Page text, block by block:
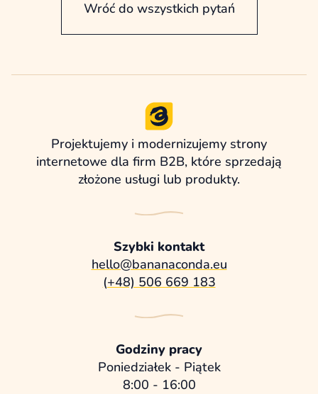
Wróć do wszystkich pytań
Projektujemy i modernizujemy strony
internetowe dla firm B2B, które sprzedają
złożone usługi lub produkty.
Szybki kontakt
hello@bananaconda.eu
(+48) 506 669 183
Godziny pracy
Poniedziałek - Piątek
8:00 - 16:00